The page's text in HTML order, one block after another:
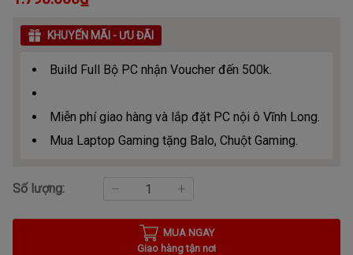
KHUYẾN MÃI - ƯU ĐÃI
Build Full Bộ PC nhận Voucher đến 500k.
Miễn phí giao hàng và lắp đặt PC nội ô Vĩnh Long.
Mua Laptop Gaming tặng Balo, Chuột Gaming.
Số lượng:
MUA NGAY
Giao hàng tận nơi